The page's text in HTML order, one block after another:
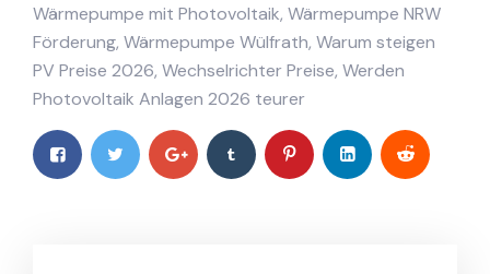
Wärmepumpe mit Photovoltaik, Wärmepumpe NRW
Förderung, Wärmepumpe Wülfrath, Warum steigen
PV Preise 2026, Wechselrichter Preise, Werden
Photovoltaik Anlagen 2026 teurer